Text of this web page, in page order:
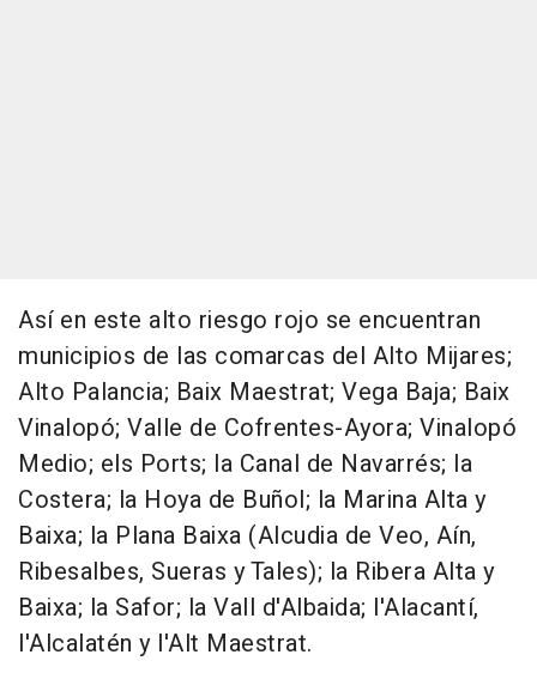
Así en este alto riesgo rojo se encuentran
municipios de las comarcas del Alto Mijares;
Alto Palancia; Baix Maestrat; Vega Baja; Baix
Vinalopó; Valle de Cofrentes-Ayora; Vinalopó
Medio; els Ports; la Canal de Navarrés; la
Costera; la Hoya de Buñol; la Marina Alta y
Baixa; la Plana Baixa (Alcudia de Veo, Aín,
Ribesalbes, Sueras y Tales); la Ribera Alta y
Baixa; la Safor; la Vall d'Albaida; l'Alacantí,
l'Alcalatén y l'Alt Maestrat.